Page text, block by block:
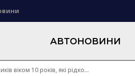
АВТОНОВИНИ
віком 10 років, які рідко...